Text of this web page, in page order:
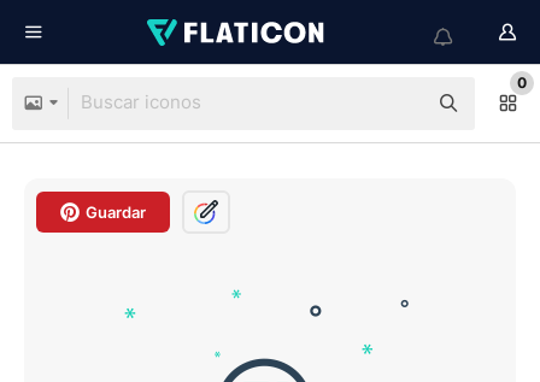
0
Guardar